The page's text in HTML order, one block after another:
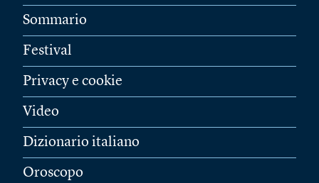
Sommario
Festival
Privacy e cookie
Video
Dizionario italiano
Oroscopo